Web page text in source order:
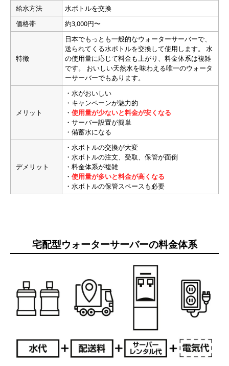
給水方法
水ボトルを交換
価格帯
約3,000円〜
特徴
日本でもっとも一般的なウォーターサーバーで、
送られてくる水ボトルを交換して使用します。 水
の使用量に応じて料金も上がり、料金体系は複雑
です。 おいしい天然水を味わえる唯一のウォータ
ーサーバーでもあります。
メリット
・水がおいしい
・キャンペーンが魅力的
・ 使用量が少ないと料金が安くなる
・サーバー設置が簡単
・備蓄水になる
デメリット
・水ボトルの交換が大変
・水ボトルの注文、受取、保管が面倒
・料金体系が複雑
・ 使用量が多いと料金が高くなる
・水ボトルの保管スペースも必要
宅配型ウォーターサーバーの料金体系